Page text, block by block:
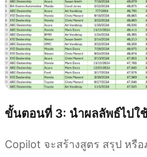
ขั้นตอนที่ 3: นำผลลัพธ์ไปใ
Copilot จะสร้างสูตร สรุป หรื